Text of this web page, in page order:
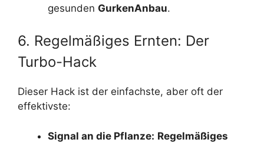
gesunden GurkenAnbau.
6. Regelmäßiges Ernten: Der
Turbo-Hack
Dieser Hack ist der einfachste, aber oft der
effektivste:
Signal an die Pflanze: Regelmäßiges